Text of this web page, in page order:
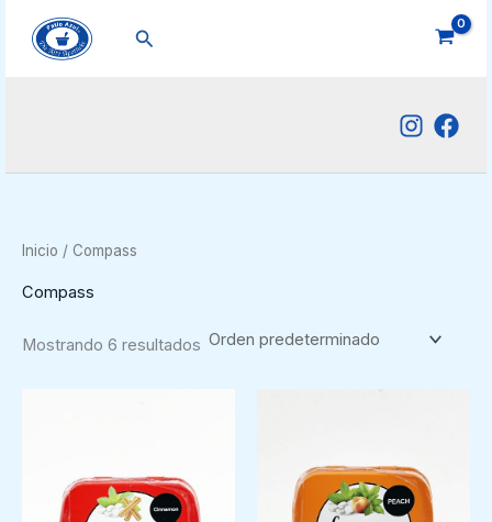
contenido
Buscar
Inicio / Compass
Compass
Mostrando 6 resultados